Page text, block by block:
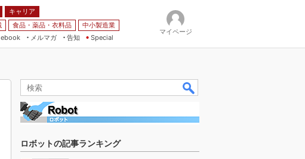
キャリア
食品・薬品・衣料品
中小製造業
ebook
メルマガ
告知 Special
マイページ
ロボットの記事ランキング